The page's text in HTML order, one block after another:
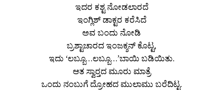
ಇದರ ಕಶ್ಟ ನೋಡಲಾರದೆ
ಇಂಗ್ಲಿಶ್ ಡಾಕ್ಟರ ಕರೆಸಿದೆ
ಅವ ಬಂದು ನೋಡಿ
ಬ್ರಶ್ಟಾಚಾರದ ಇಂಜಕ್ಶನ್ ಕೊಟ್ಟ,
ಇದು ‘ಲಬ್ಬೂ…ಲಬ್ಬೂ…’ಬಾಯಿ ಬಡಿಯಿತು.
ಆತ ಸ್ವಾರ್‍ತದ ಮೂರು ಮಾತ್ರೆ
ಒಂದು ನಂಬುಗೆ ದ್ರೋಹದ ಮುಲಾಮು ಬರೆದಿಟ್ಟ.